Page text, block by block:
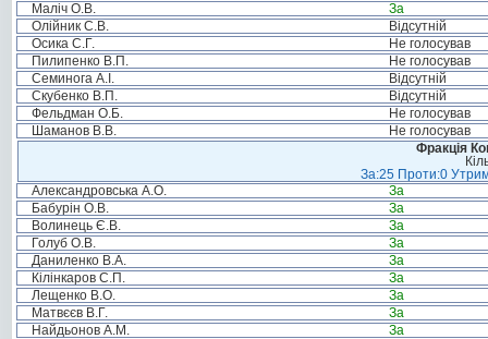
Маліч О.В.
За
Олійник С.В.
Відсутній
Осика С.Г.
Не голосував
Пилипенко В.П.
Не голосував
Семинога А.І.
Відсутній
Скубенко В.П.
Відсутній
Фельдман О.Б.
Не голосував
Шаманов В.В.
Не голосував
Фракція
За:25 Проти:0
Александровська А.О.
За
Бабурін О.В.
За
Волинець Є.В.
За
Голуб О.В.
За
Даниленко В.А.
За
Кілінкаров С.П.
За
Лещенко В.О.
За
Матвєєв В.Г.
За
Найдьонов А.М.
За